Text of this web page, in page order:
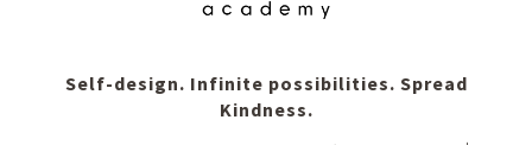
Self-design. Infinite possibilities. Spread
Kindness.